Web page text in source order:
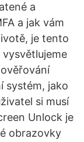
a
a jak vám
je tento
systém, jako
si musí
Unlock je
obrazovky